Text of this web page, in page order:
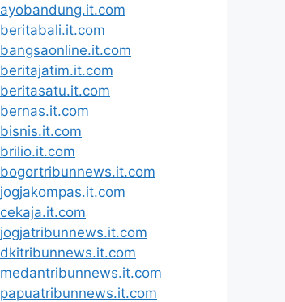
ayobandung.it.com
beritabali.it.com
bangsaonline.it.com
beritajatim.it.com
beritasatu.it.com
bernas.it.com
bisnis.it.com
brilio.it.com
bogortribunnews.it.com
jogjakompas.it.com
cekaja.it.com
jogjatribunnews.it.com
dkitribunnews.it.com
medantribunnews.it.com
papuatribunnews.it.com